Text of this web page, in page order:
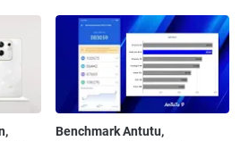
Benchmark Antutu,